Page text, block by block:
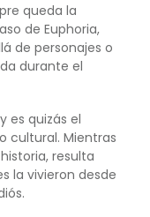
queda la
de Euphoria,
de personajes o
durante el
es quizás el
cultural. Mientras
resulta
la vivieron desde